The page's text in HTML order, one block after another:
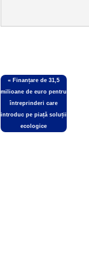
« Finanțare de 31,5
milioane de euro pentru
întreprinderi care
introduc pe piață soluții
ecologice